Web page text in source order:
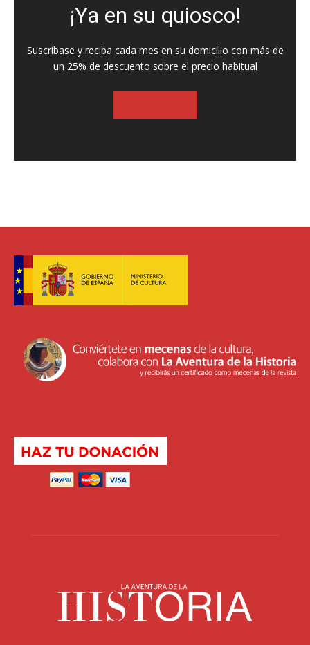
¡Ya en su quiosco!
Suscríbase y reciba cada mes en su domicilio con más de
un 25% de descuento sobre el precio habitual